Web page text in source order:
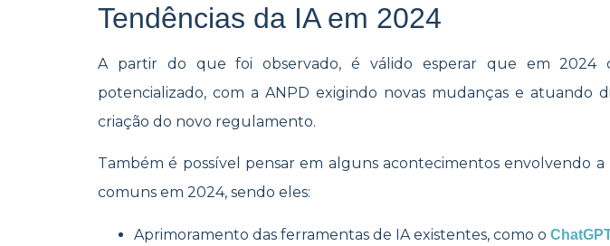
Tendências da IA em 2024
A partir do que foi observado, é válido esperar que em 2024
potencializado, com a ANPD exigindo novas mudanças e atuando
criação do novo regulamento.
Também é possível pensar em alguns acontecimentos envolvendo a
comuns em 2024, sendo eles:
Aprimoramento das ferramentas de IA existentes, como o